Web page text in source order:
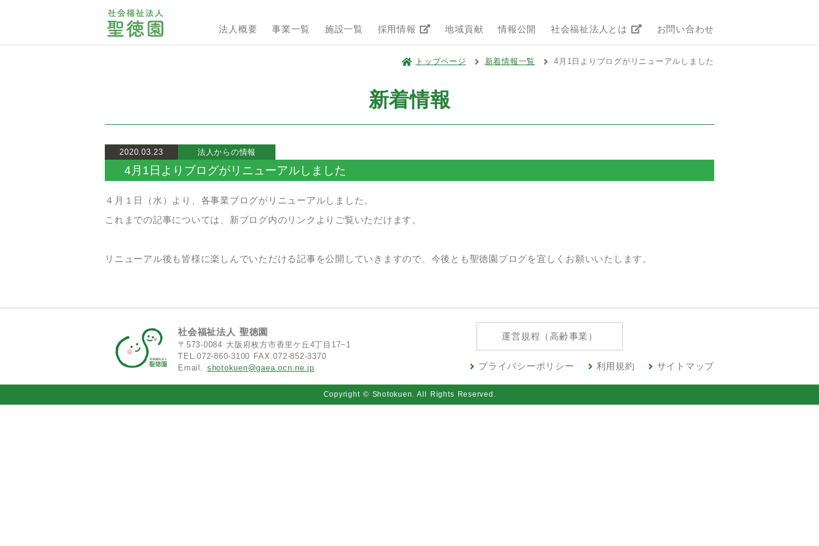
法人概要 事業一覧 施設一覧 採用情報 地域貢献 情報公開 社会福祉法人とは お問い合わせ
トップページ 新着情報一覧 4月1日よりブログがリニューアルしました
新着情報
2020.03.23 法人からの情報
4月1日よりブログがリニューアルしました
４月１日（水）より、各事業ブログがリニューアルしました。
これまでの記事については、新ブログ内のリンクよりご覧いただけます。
リニューアル後も皆様に楽しんでいただける記事を公開していきますので、今後とも聖徳園ブログを宜しくお願いいたします。
社会福祉法人 聖徳園
〒573-0084 大阪府枚方市香里ケ丘4丁目17−1
TEL.072-860-3100 FAX.072-852-3370
Email. shotokuen@gaea.ocn.ne.jp
運営規程（高齢事業）
プライバシーポリシー 利用規約 サイトマップ
Copyright © Shotokuen. All Rights Reserved.